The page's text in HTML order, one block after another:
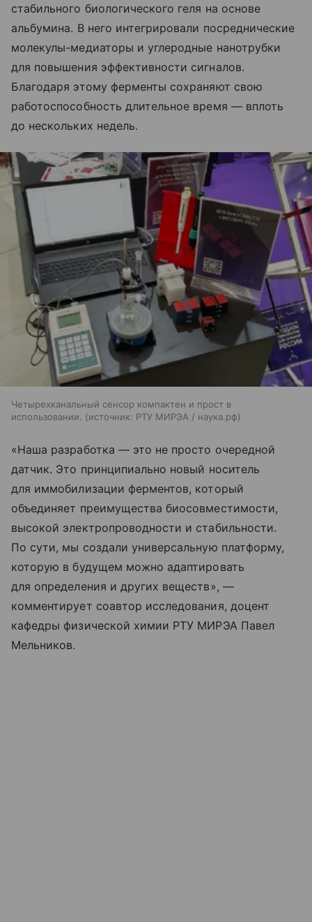
стабильного биологического геля на основе
альбумина. В него интегрировали посреднические
молекулы-медиаторы и углеродные нанотрубки
для повышения эффективности сигналов.
Благодаря этому ферменты сохраняют свою
работоспособность длительное время — вплоть
до нескольких недель.
Четырехканальный сенсор компактен и прост в
использовании.
источник: РТУ МИРЭА / наука.рф
«Наша разработка — это не просто очередной
датчик. Это принципиально новый носитель
для иммобилизации ферментов, который
объединяет преимущества биосовместимости,
высокой электропроводности и стабильности.
По сути, мы создали универсальную платформу,
которую в будущем можно адаптировать
для определения и других веществ», —
комментирует соавтор исследования, доцент
кафедры физической химии РТУ МИРЭА Павел
Мельников.